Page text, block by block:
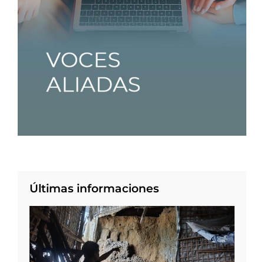
Últimas informaciones